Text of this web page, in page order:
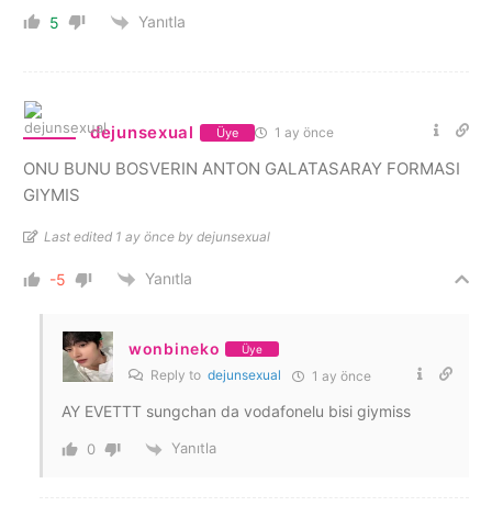
5 Yanıtla
dejunsexual Üye 1 ay önce
ONU BUNU BOSVERIN ANTON GALATASARAY FORMASI
GIYMIS
Last edited 1 ay önce by dejunsexual
-5 Yanıtla
wonbineko Üye
Reply to dejunsexual 1 ay önce
AY EVETTT sungchan da vodafonelu bisi giymiss
0 Yanıtla